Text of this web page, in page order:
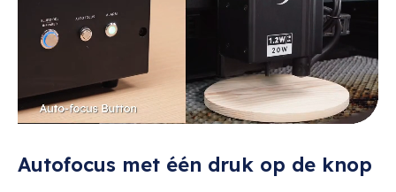
Autofocus met één druk op de knop